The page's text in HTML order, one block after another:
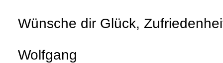
Wünsche dir Glück,
Wolfgang